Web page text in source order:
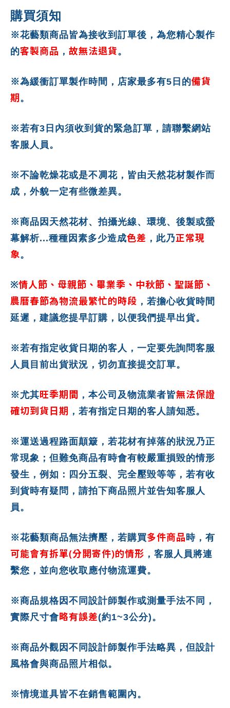
購買須知
※花藝類商品皆為接收到訂單後，為您精心製作
的客製商品 ， 故無法退貨 。
※為緩衝訂單製作時間，店家最多有5日的備貨
期 。
※若有3日內須收到貨的緊急訂單，請聯繫網站
客服人員。
※不論乾燥花或是不凋花，皆由天然花材製作而
成，外貌一定有些微差異。
※商品因天然花材、拍攝光線、環境、後製或螢
幕解析...種種因素多少造成色差 ，此乃正常現
象。
※情人節、母親節、畢業季、中秋節、聖誕節、
農曆春節為物流最繁忙的時段 ，若擔心收貨時間
延遲，建議您提早訂購，以便我們提早出貨。
※若有指定收貨日期的客人，一定要先詢問客服
人員目前出貨狀況，切勿直接提交訂單。
※尤其旺季期間 ，本公司及物流業者皆無法保證
確切到貨日期 ，若有指定日期的客人請知悉。
※運送過程路面顛簸，若花材有掉落的狀況乃正
常現象；但難免商品有時會有較嚴重損毀的情形
發生，例如：四分五裂、完全壓毀等等，若有收
到貨時有疑問，請拍下商品照片並告知客服人
員。
※花藝類商品無法擠壓，若購買多件商品 時，有
可能會有拆單(分開寄件)的情形 ，客服人員將連
繫您，並向您收取應付物流運費。
※商品規格因不同設計師製作或測量手法不同，
實際尺寸會略有誤差(約1~3公分)。
※商品外觀因不同設計師製作手法略異，但設計
風格會與商品照片相似。
※情境道具皆不在銷售範圍內。